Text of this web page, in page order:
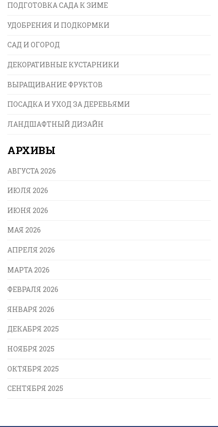
ПОДГОТОВКА САДА К ЗИМЕ
УДОБРЕНИЯ И ПОДКОРМКИ
САД И ОГОРОД
ДЕКОРАТИВНЫЕ КУСТАРНИКИ
ВЫРАЩИВАНИЕ ФРУКТОВ
ПОСАДКА И УХОД ЗА ДЕРЕВЬЯМИ
ЛАНДШАФТНЫЙ ДИЗАЙН
АРХИВЫ
АВГУСТА 2026
ИЮЛЯ 2026
ИЮНЯ 2026
МАЯ 2026
АПРЕЛЯ 2026
МАРТА 2026
ФЕВРАЛЯ 2026
ЯНВАРЯ 2026
ДЕКАБРЯ 2025
НОЯБРЯ 2025
ОКТЯБРЯ 2025
СЕНТЯБРЯ 2025